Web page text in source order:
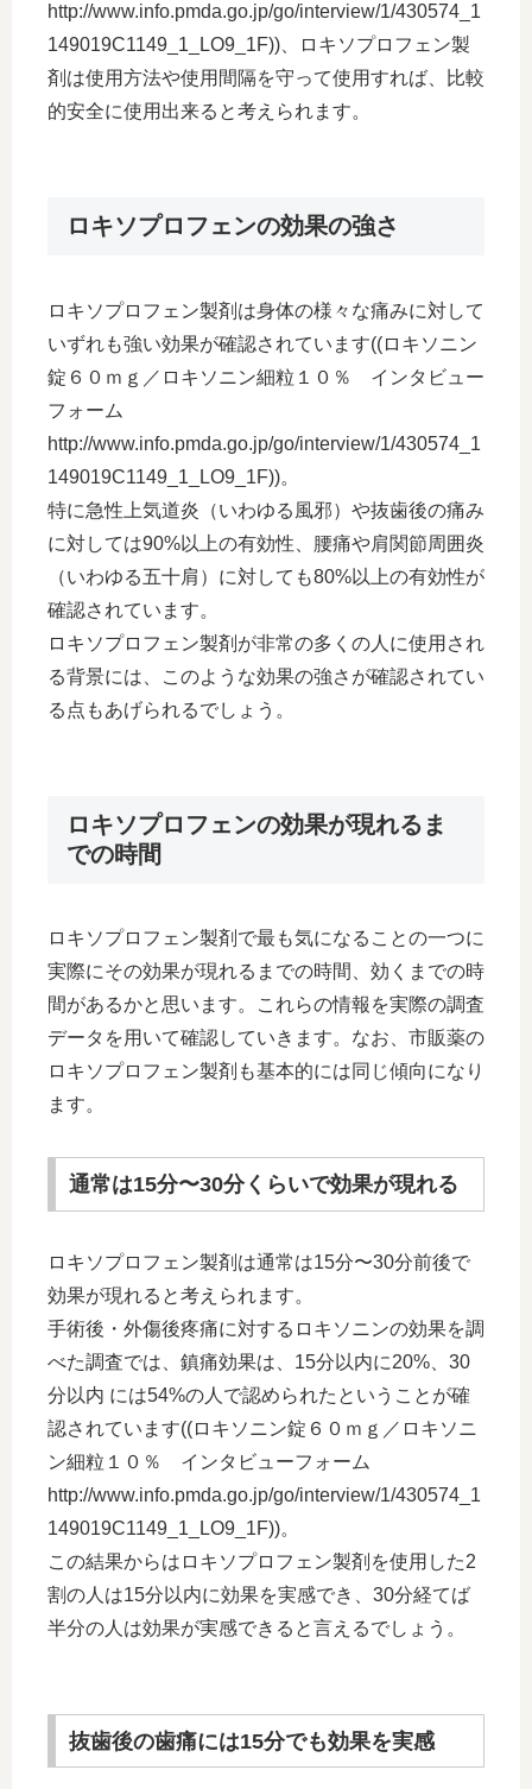
http://www.info.pmda.go.jp/go/interview/1/430574_1
149019C1149_1_LO9_1F))、ロキソプロフェン製
剤は使用方法や使用間隔を守って使用すれば、比較
的安全に使用出来ると考えられます。
ロキソプロフェンの効果の強さ
ロキソプロフェン製剤は身体の様々な痛みに対して
いずれも強い効果が確認されています((ロキソニン
錠６０ｍｇ／ロキソニン細粒１０％ インタビュー
フォーム
http://www.info.pmda.go.jp/go/interview/1/430574_1
149019C1149_1_LO9_1F))。
特に急性上気道炎（いわゆる風邪）や抜歯後の痛み
に対しては90%以上の有効性、腰痛や肩関節周囲炎
（いわゆる五十肩）に対しても80%以上の有効性が
確認されています。
ロキソプロフェン製剤が非常の多くの人に使用され
る背景には、このような効果の強さが確認されてい
る点もあげられるでしょう。
ロキソプロフェンの効果が現れるま
での時間
ロキソプロフェン製剤で最も気になることの一つに
実際にその効果が現れるまでの時間、効くまでの時
間があるかと思います。これらの情報を実際の調査
データを用いて確認していきます。なお、市販薬の
ロキソプロフェン製剤も基本的には同じ傾向になり
ます。
通常は15分〜30分くらいで効果が現れる
ロキソプロフェン製剤は通常は15分〜30分前後で
効果が現れると考えられます。
手術後・外傷後疼痛に対するロキソニンの効果を調
べた調査では、鎮痛効果は、15分以内に20%、30
分以内 には54%の人で認められたということが確
認されています((ロキソニン錠６０ｍｇ／ロキソニ
ン細粒１０％ インタビューフォーム
http://www.info.pmda.go.jp/go/interview/1/430574_1
149019C1149_1_LO9_1F))。
この結果からはロキソプロフェン製剤を使用した2
割の人は15分以内に効果を実感でき、30分経てば
半分の人は効果が実感できると言えるでしょう。
抜歯後の歯痛には15分でも効果を実感